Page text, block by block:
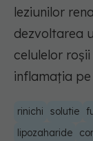
leziunilor
dezvoltarea
celulelor
inflamația pe
rinichi solutie
lipozaharide